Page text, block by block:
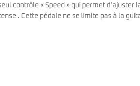
contrôle « Speed » qui permet d’ajuster
. Cette pédale ne se limite pas à la